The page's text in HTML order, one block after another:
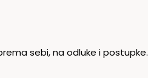
sebi, na odluke i postupke.